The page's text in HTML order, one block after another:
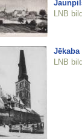
LNB
Jēkaba
LNB